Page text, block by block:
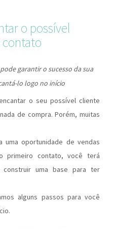
o possível
garantir o sucesso da sua
lo logo no início
o seu possível cliente
de compra.Porém, muitas
uma oportunidade de vendas
primeiro contato, você terá
uma base para ter
alguns passos para você